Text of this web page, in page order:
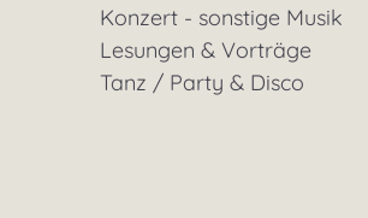
Konzert - sonstige Musik
Lesungen & Vorträge
Tanz / Party & Disco